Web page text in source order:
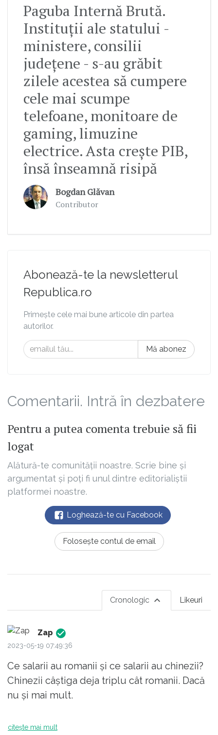
Paguba Internă Brută.
Instituții ale statului -
ministere, consilii
județene - s-au grăbit
zilele acestea să cumpere
cele mai scumpe
telefoane, monitoare de
gaming, limuzine
electrice. Asta crește PIB,
însă înseamnă risipă
Bogdan Glăvan
Contributor
Abonează-te la newsletterul
Republica.ro
Primește cele mai bune articole din partea
autorilor.
Mă abonez
Comentarii. Intră în dezbatere
Pentru a putea comenta trebuie să fii
logat
Alătură-te comunității noastre. Scrie bine și
argumentat și poți fi unul dintre editorialiștii
platformei noastre.
Loghează-te cu Facebook
Folosește contul de email
Likeuri
Cronologic
Zap
2023-05-19 07:49:36
Ce salarii au romanii și ce salarii au chinezii?
Chinezii câștiga deja triplu cât romanii. Dacă
nu și mai mult.
Cât despre "subscription" pt mașini, cancerul
citește mai mult